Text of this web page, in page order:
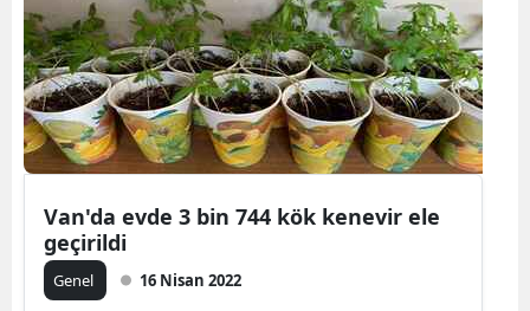
Van'da evde 3 bin 744 kök kenevir ele
geçirildi
Genel 16 Nisan 2022